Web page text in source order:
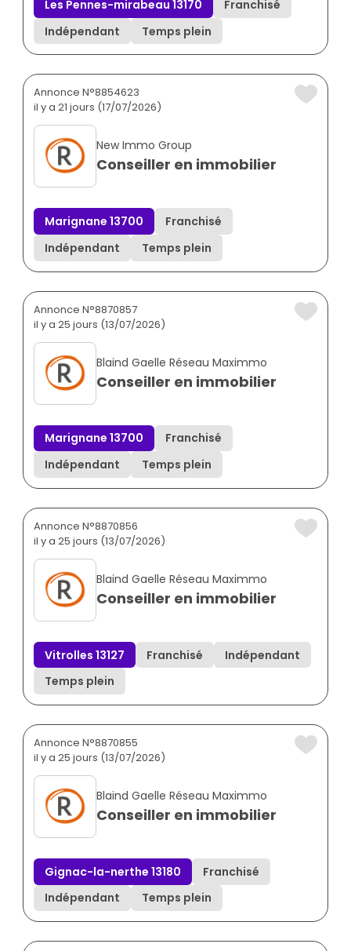
Les Pennes-mirabeau 13170
Franchisé
Indépendant
Temps plein
Annonce N°8854623
il y a 21 jours (17/07/2026)
New Immo Group
Conseiller en immobilier
Marignane 13700
Franchisé
Indépendant
Temps plein
Annonce N°8870857
il y a 25 jours (13/07/2026)
Blaind Gaelle Réseau Maximmo
Conseiller en immobilier
Marignane 13700
Franchisé
Indépendant
Temps plein
Annonce N°8870856
il y a 25 jours (13/07/2026)
Blaind Gaelle Réseau Maximmo
Conseiller en immobilier
Vitrolles 13127 Franchisé
Indépendant
Temps plein
Annonce N°8870855
il y a 25 jours (13/07/2026)
Blaind Gaelle Réseau Maximmo
Conseiller en immobilier
Gignac-la-nerthe 13180
Franchisé
Indépendant
Temps plein